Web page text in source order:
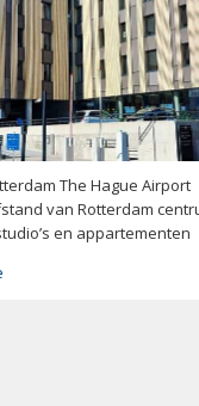
The Hague Airport
van Rotterdam
en appartementen